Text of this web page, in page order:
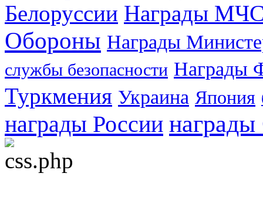
Белоруссии Награды
Обороны Награды
службы безопасности Награды
Туркмения Украина Япония
награды России